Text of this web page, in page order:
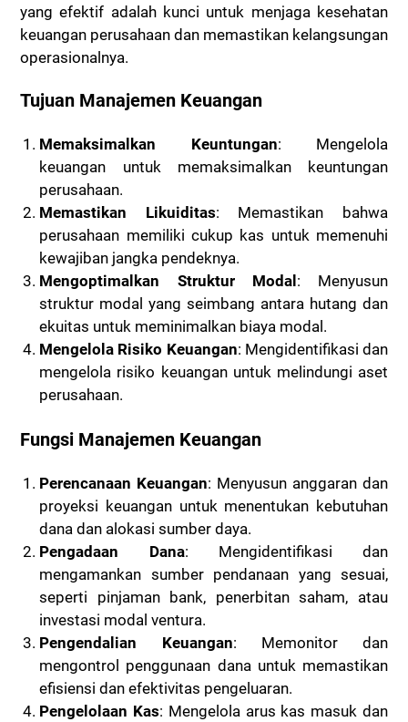
yang efektif adalah kunci untuk menjaga kesehatan
keuangan perusahaan dan memastikan kelangsungan
operasionalnya.
Tujuan Manajemen Keuangan
Memaksimalkan Keuntungan: Mengelola
keuangan untuk memaksimalkan keuntungan
perusahaan.
Memastikan Likuiditas: Memastikan bahwa
perusahaan memiliki cukup kas untuk memenuhi
kewajiban jangka pendeknya.
Mengoptimalkan Struktur Modal : Menyusun
struktur modal yang seimbang antara hutang dan
ekuitas untuk meminimalkan biaya modal.
Mengelola Risiko Keuangan: Mengidentifikasi dan
mengelola risiko keuangan untuk melindungi aset
perusahaan.
Fungsi Manajemen Keuangan
Perencanaan Keuangan: Menyusun anggaran dan
proyeksi keuangan untuk menentukan kebutuhan
dana dan alokasi sumber daya.
Pengadaan Dana: Mengidentifikasi dan
mengamankan sumber pendanaan yang sesuai,
seperti pinjaman bank, penerbitan saham, atau
investasi modal ventura.
Pengendalian Keuangan: Memonitor dan
mengontrol penggunaan dana untuk memastikan
efisiensi dan efektivitas pengeluaran.
Pengelolaan Kas: Mengelola arus kas masuk dan